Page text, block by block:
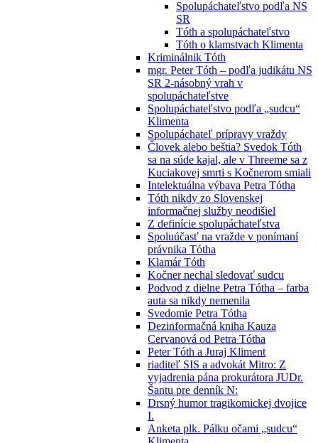
Spolupáchateľstvo podľa NS
SR
Tóth a spolupáchateľstvo
Tóth o klamstvach Klimenta
Kriminálnik Tóth
mgr. Peter Tóth – podľa judikátu NS
SR 2-násobný vrah v
spolupáchateľstve
Spolupáchateľstvo podľa „sudcu“
Klimenta
Spolupáchateľ prípravy vraždy
Človek alebo beštia? Svedok Tóth
sa na súde kajal, ale v Threeme sa z
Kuciakovej smrti s Kočnerom smiali
Intelektuálna výbava Petra Tótha
Tóth nikdy zo Slovenskej
informačnej služby neodišiel
Z definície spolupáchateľstva
Spoluúčasť na vražde v ponímaní
právnika Tótha
Klamár Tóth
Kočner nechal sledovať sudcu
Podvod z dielne Petra Tótha – farba
auta sa nikdy nemenila
Svedomie Petra Tótha
Dezinformačná kniha Kauza
Cervanová od Petra Tótha
Peter Tóth a Juraj Kliment
riaditeľ SIS a advokát Mitro: Z
vyjadrenia pána prokurátora JUDr.
Šantu pre denník N:
Drsný humor tragikomickej dvojice
I.
Anketa plk. Pálku očami „sudcu“